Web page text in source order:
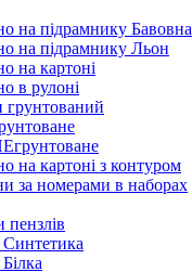
на підрамнику Бавовна
на підрамнику Льон
на картоні
в рулоні
грунтований
на картоні з контуром
за номерами в наборах
пензлів
Синтетика